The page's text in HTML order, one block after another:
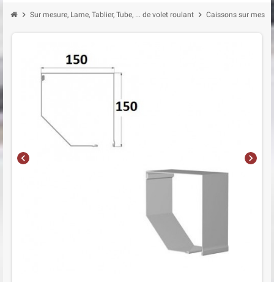
chevron_right Sur mesure, Lame, Tablier, Tube, ... de volet roulant chevron_right Caissons sur
chevron_left chevron_right